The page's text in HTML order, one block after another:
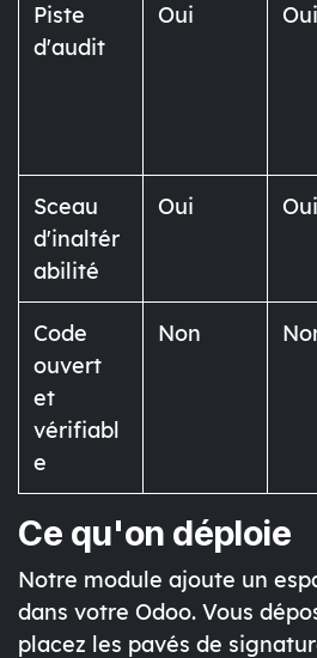
Piste
d'audit
Oui Oui
Sceau
d'inaltér
abilité
Oui Oui
Code
ouvert
et
vérifiabl
e
Non
Ce qu'on déploie
Notre module ajoute un
dans votre Odoo. Vous
placez les pavés de